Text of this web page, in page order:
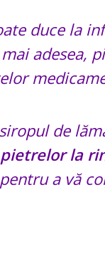
duce la
adesea,
de
la
pentru a vă